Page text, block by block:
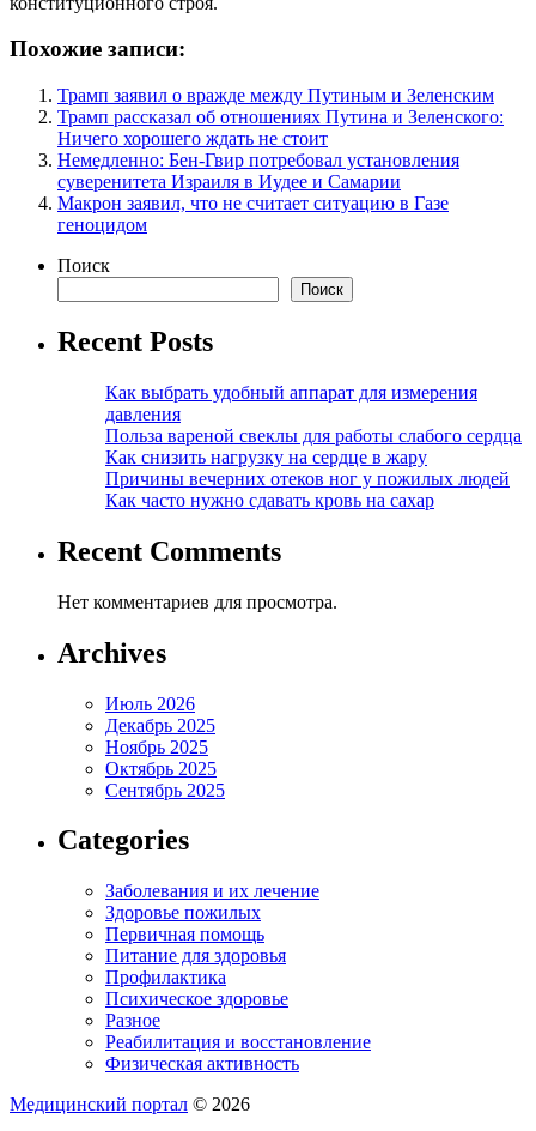
Похожие записи:
Трамп заявил о вражде между Путиным и Зеленским
Трамп рассказал об отношениях Путина и Зеленского:
Ничего хорошего ждать не стоит
Немедленно: Бен-Гвир потребовал установления
суверенитета Израиля в Иудее и Самарии
Макрон заявил, что не считает ситуацию в Газе
геноцидом
Поиск
Поиск
Recent Posts
Как выбрать удобный аппарат для измерения
давления
Польза вареной свеклы для работы слабого сердца
Как снизить нагрузку на сердце в жару
Причины вечерних отеков ног у пожилых людей
Как часто нужно сдавать кровь на сахар
Recent Comments
Нет комментариев для просмотра.
Archives
Июль 2026
Декабрь 2025
Ноябрь 2025
Октябрь 2025
Сентябрь 2025
Categories
Заболевания и их лечение
Здоровье пожилых
Первичная помощь
Питание для здоровья
Профилактика
Психическое здоровье
Разное
Реабилитация и восстановление
Физическая активность
Медицинский портал © 2026